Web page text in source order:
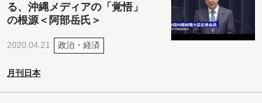
る、沖縄メディアの「覚悟」
の根源＜阿部岳氏＞
2020.04.21 政治・経済
月刊日本